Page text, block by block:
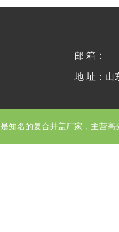
邮 箱：
地 址：山
是知名的复合井盖厂家，主营